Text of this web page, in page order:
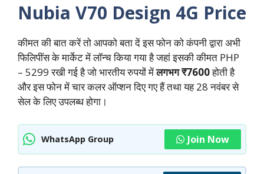
Nubia V70 Design 4G Price
कीमत की बात करें तो आपको बता दें इस फोन को कंपनी द्वारा अभी
फिलिपींस के मार्केट में लॉन्च किया गया है जहां इसकी कीमत PHP
– 5299 रखी गई है जो भारतीय रुपयों मेंलगभग ₹7600होती है
और इस फोन में चार कलर ऑप्शन दिए गए हैं तथा यह 28 नवंबर से
सेल के लिए उपलब्ध होगा।
WhatsApp Group Join Now